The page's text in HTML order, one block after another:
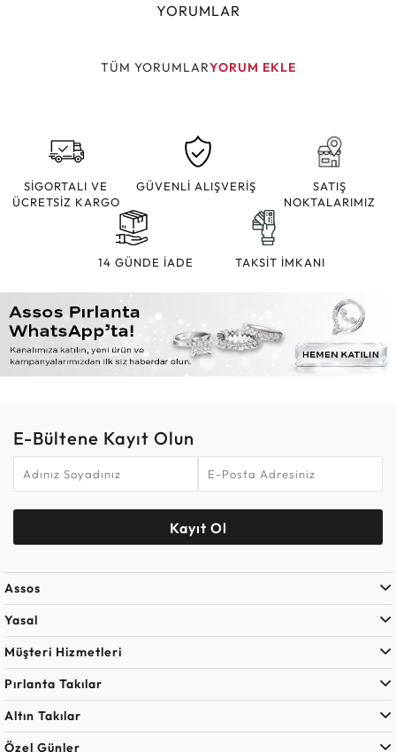
YORUMLAR
TÜM YORUMLARYORUM EKLE
SİGORTALI VE
ÜCRETSİZ KARGO
GÜVENLİ ALIŞVERİŞ
SATIŞ
NOKTALARIMIZ
14 GÜNDE İADE TAKSİT İMKANI
E-Bültene Kayıt Olun
Kayıt Ol
Assos
Yasal
Müşteri Hizmetleri
Pırlanta Takılar
Altın Takılar
Özel Günler